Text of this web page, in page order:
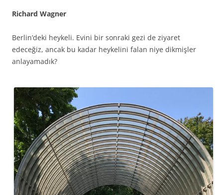
Richard Wagner
Berlin’deki heykeli. Evini bir sonraki gezi de ziyaret
edeceğiz, ancak bu kadar heykelini falan niye dikmişler
anlayamadık?